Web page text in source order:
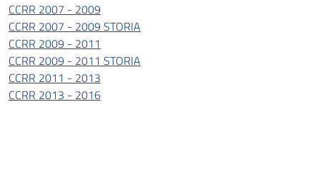
CCRR 2007 - 2009
CCRR 2007 - 2009 STORIA
CCRR 2009 - 2011
CCRR 2009 - 2011 STORIA
CCRR 2011 - 2013
CCRR 2013 - 2016